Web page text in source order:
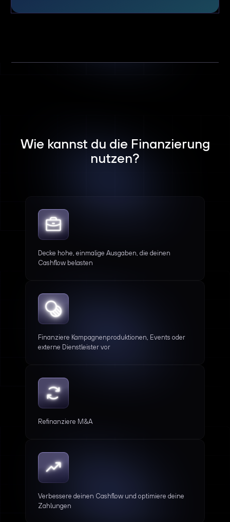
Wie kannst du die Finanzierung
nutzen?
Decke hohe, einmalige Ausgaben, die deinen
Cashflow belasten
Finanziere Kampagnenproduktionen, Events oder
externe Dienstleister vor
Refinanziere M&A
Verbessere deinen Cashflow und optimiere deine
Zahlungen